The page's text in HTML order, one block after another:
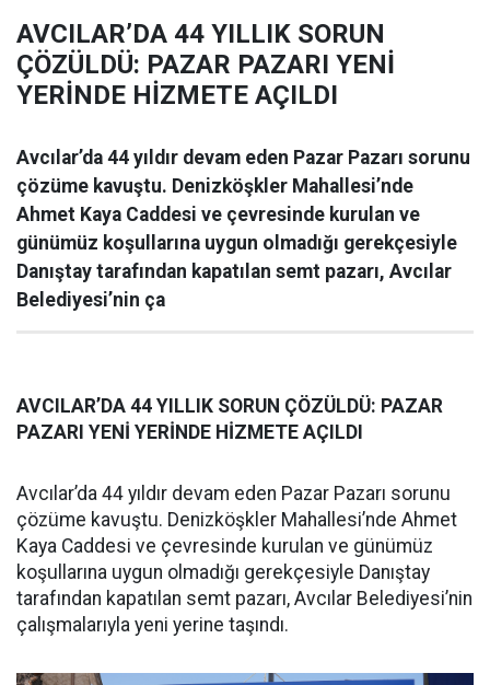
AVCILAR’DA 44 YILLIK SORUN
ÇÖZÜLDÜ: PAZAR PAZARI YENİ
YERİNDE HİZMETE AÇILDI
Avcılar’da 44 yıldır devam eden Pazar Pazarı sorunu
çözüme kavuştu. Denizköşkler Mahallesi’nde
Ahmet Kaya Caddesi ve çevresinde kurulan ve
günümüz koşullarına uygun olmadığı gerekçesiyle
Danıştay tarafından kapatılan semt pazarı, Avcılar
Belediyesi’nin ça
AVCILAR’DA 44 YILLIK SORUN ÇÖZÜLDÜ: PAZAR
PAZARI YENİ YERİNDE HİZMETE AÇILDI
Avcılar’da 44 yıldır devam eden Pazar Pazarı sorunu
çözüme kavuştu. Denizköşkler Mahallesi’nde Ahmet
Kaya Caddesi ve çevresinde kurulan ve günümüz
koşullarına uygun olmadığı gerekçesiyle Danıştay
tarafından kapatılan semt pazarı, Avcılar Belediyesi’nin
çalışmalarıyla yeni yerine taşındı.